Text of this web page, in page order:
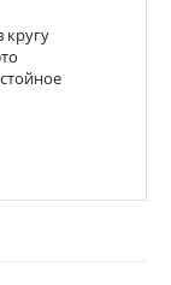
кругу